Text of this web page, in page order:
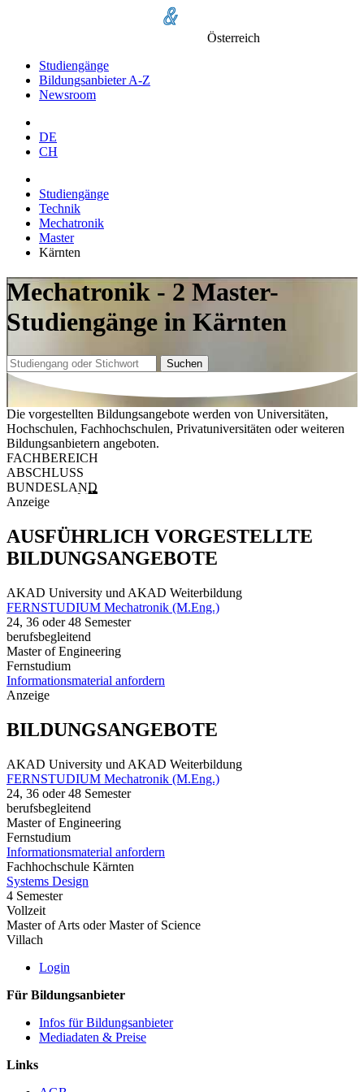
Österreich
Studiengänge
Bildungsanbieter A-Z
Newsroom
DE
CH
Studiengänge
Technik
Mechatronik
Master
Kärnten
Mechatronik - 2 Master-
Studiengänge in Kärnten
Suchen
Die vorgestellten Bildungsangebote werden von Universitäten,
Hochschulen, Fachhochschulen, Privatuniversitäten oder weiteren
Bildungsanbietern angeboten.
FACHBEREICH
ABSCHLUSS
BUNDESLAND
Anzeige
AUSFÜHRLICH VORGESTELLTE
BILDUNGSANGEBOTE
AKAD University und AKAD Weiterbildung
FERNSTUDIUM Mechatronik (M.Eng.)
24, 36 oder 48 Semester
berufsbegleitend
Master of Engineering
Fernstudium
Informationsmaterial anfordern
Anzeige
BILDUNGSANGEBOTE
AKAD University und AKAD Weiterbildung
FERNSTUDIUM Mechatronik (M.Eng.)
24, 36 oder 48 Semester
berufsbegleitend
Master of Engineering
Fernstudium
Informationsmaterial anfordern
Fachhochschule Kärnten
Systems Design
4 Semester
Vollzeit
Master of Arts oder Master of Science
Villach
Login
Für Bildungsanbieter
Infos für Bildungsanbieter
Mediadaten & Preise
Links